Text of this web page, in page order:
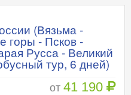
(Вязьма -
горы - Псков -
Русса - Великий
тур, 6 дней)
от 41 190